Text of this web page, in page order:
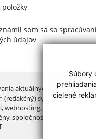
Súbory
cielené
som sa so
údajov
aktuálnych informácií s
(redakčný) systém ECHELON
,webhosting,
,spoločnosť webex.digital,